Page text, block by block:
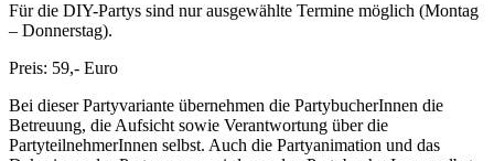
Für die DIY-Partys sind nur ausgewählte Termine möglich (Montag
– Donnerstag).
Preis: 59,- Euro
Bei dieser Partyvariante übernehmen die PartybucherInnen die
Betreuung, die Aufsicht sowie Verantwortung über die
PartyteilnehmerInnen selbst. Auch die Partyanimation und das